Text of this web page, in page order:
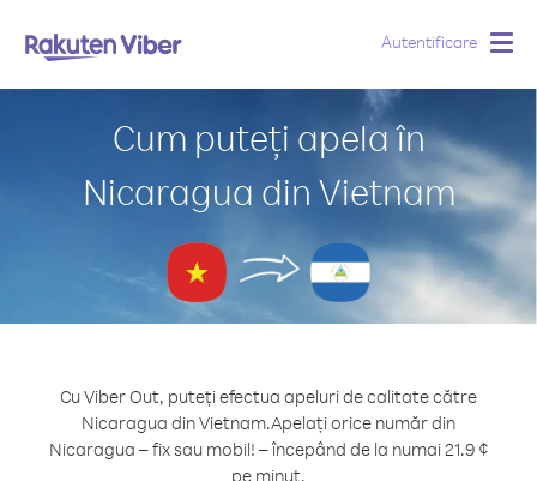
Autentificare
Cum puteți apela în
Nicaragua din Vietnam
Cu Viber Out, puteți efectua apeluri de calitate către
Nicaragua din Vietnam.Apelați orice număr din
Nicaragua – fix sau mobil! – începând de la numai 21.9 ¢
pe minut.